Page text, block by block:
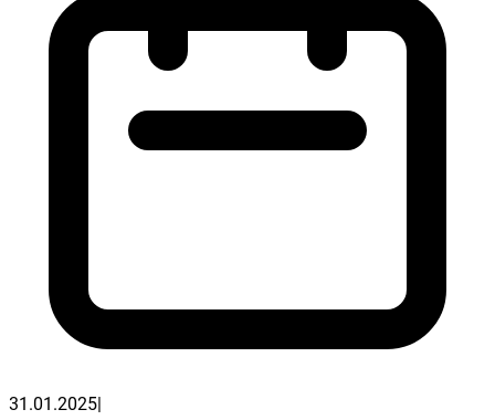
31.01.2025